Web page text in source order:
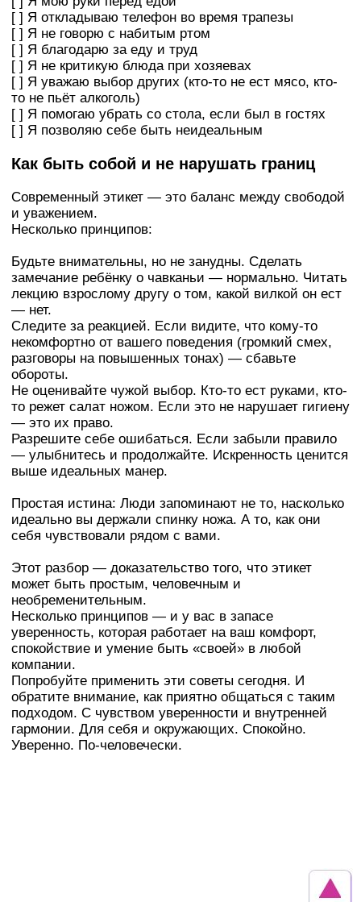
[ ] Я откладываю телефон во время трапезы
[ ] Я не говорю с набитым ртом
[ ] Я благодарю за еду и труд
[ ] Я не критикую блюда при хозяевах
[ ] Я уважаю выбор других (кто-то не ест мясо, кто-
то не пьёт алкоголь)
[ ] Я помогаю убрать со стола, если был в гостях
[ ] Я позволяю себе быть неидеальным
Как быть собой и не нарушать границ
Современный этикет — это баланс между свободой
и уважением.
Несколько принципов:
Будьте внимательны, но не занудны. Сделать
замечание ребёнку о чавканьи — нормально. Читать
лекцию взрослому другу о том, какой вилкой он ест
— нет.
Следите за реакцией. Если видите, что кому-то
некомфортно от вашего поведения (громкий смех,
разговоры на повышенных тонах) — сбавьте
обороты.
Не оценивайте чужой выбор. Кто-то ест руками, кто-
то режет салат ножом. Если это не нарушает гигиену
— это их право.
Разрешите себе ошибаться. Если забыли правило
— улыбнитесь и продолжайте. Искренность ценится
выше идеальных манер.
Простая истина: Люди запоминают не то, насколько
идеально вы держали спинку ножа. А то, как они
себя чувствовали рядом с вами.
Этот разбор — доказательство того, что этикет
может быть простым, человечным и
необременительным.
Несколько принципов — и у вас в запасе
уверенность, которая работает на ваш комфорт,
спокойствие и умение быть «своей» в любой
компании.
Попробуйте применить эти советы сегодня. И
обратите внимание, как приятно общаться с таким
подходом. С чувством уверенности и внутренней
гармонии. Для себя и окружающих. Спокойно.
Уверенно. По-человечески.